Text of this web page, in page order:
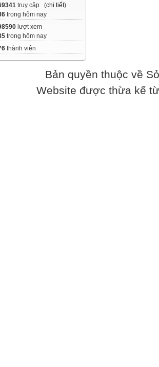
truy cập (chi tiết)
trong hôm nay
lượt xem
trong hôm nay
thành viên
Bản quyền thuộc về
Website được thừa kế